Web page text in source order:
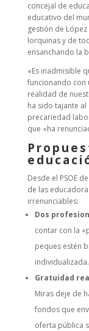
concejal de
educativo del
gestión de
lorquinas y de
ensanchando la
«Es inadmisible
funcionando con
realidad de
ha sido tajante
precariedad
que «ha
Desde el PSOE
de las
irrenunciables:
Dos
contar con la
peques estén
individualizada.
Gratuidad
Miras deje de
fondos que
oferta pública